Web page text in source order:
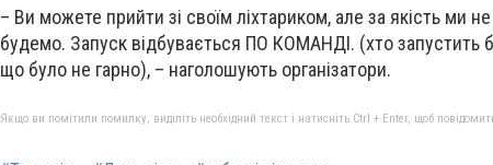
– Ви можете прийти зі своїм ліхтариком, але за якість ми
будемо. Запуск відбувається ПО КОМАНДІ. (хто запустить
що було не гарно), – наголошують організатори.
Якщо ви помітили помилку, виділіть необхідний текст і натисніть Ctrl + Enter, щоб